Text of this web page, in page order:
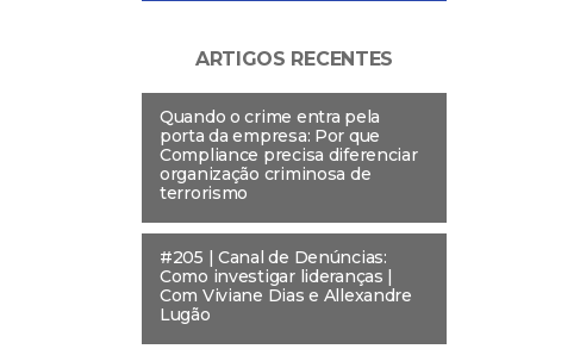
ARTIGOS RECENTES
Quando o crime entra pela
porta da empresa: Por que
Compliance precisa diferenciar
organização criminosa de
terrorismo
#205 | Canal de Denúncias:
Como investigar lideranças |
Com Viviane Dias e Allexandre
Lugão